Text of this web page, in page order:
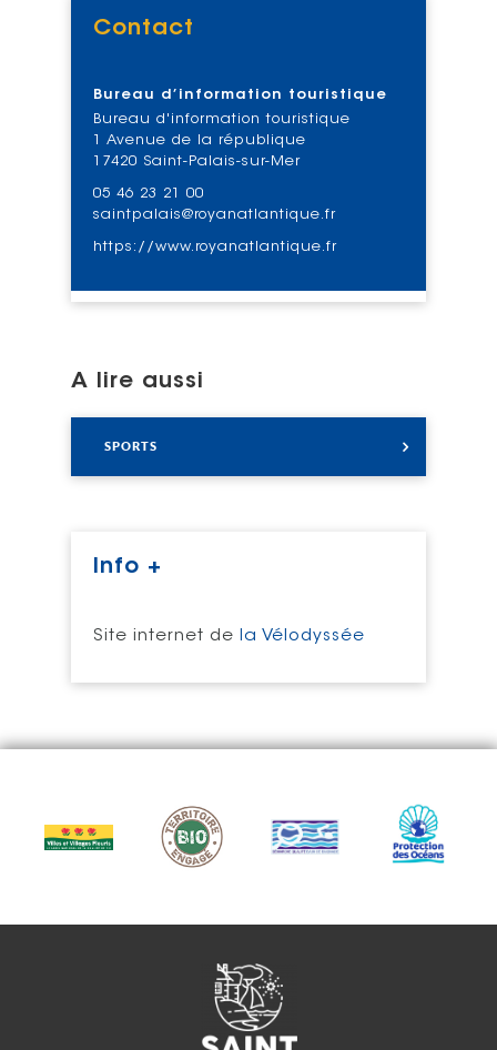
Contact
Bureau d’information touristique
Bureau d'information touristique
1 Avenue de la république
17420 Saint-Palais-sur-Mer
05 46 23 21 00
saintpalais@royanatlantique.fr
https://www.royanatlantique.fr
A lire aussi
SPORTS
Info +
Site internet de la Vélodyssée